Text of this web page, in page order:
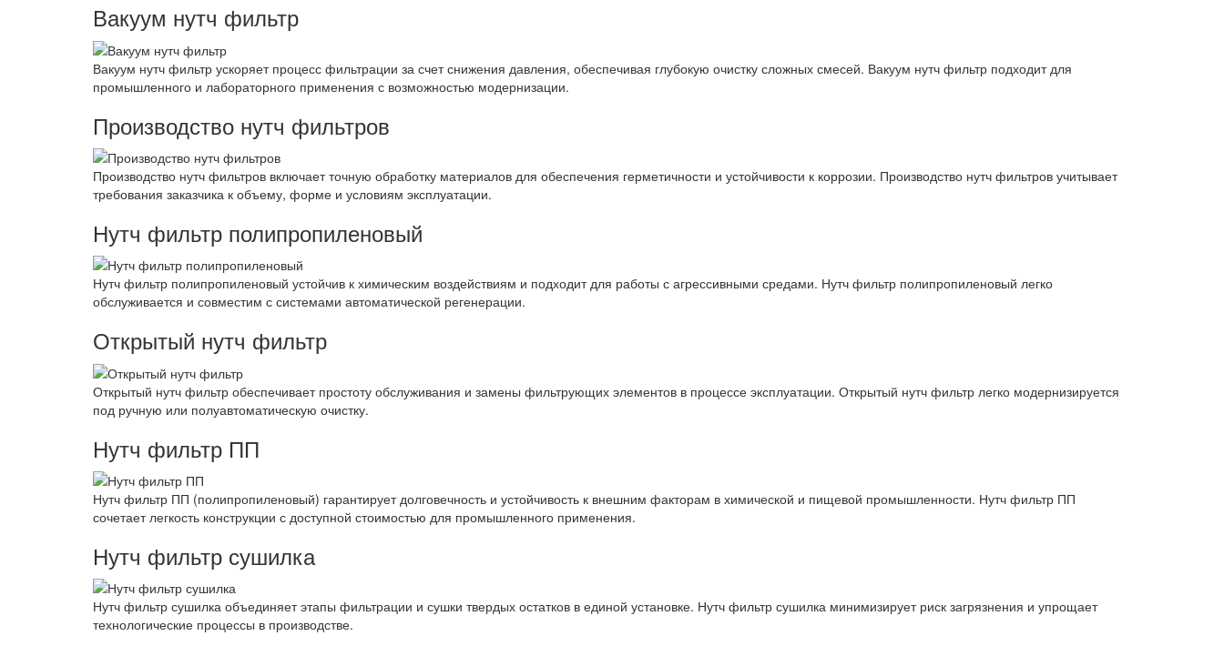
Вакуум нутч фильтр
Вакуум нутч фильтр ускоряет процесс фильтрации за счет снижения давления, обеспечивая глубокую очистку сложных смесей. Вакуум нутч фильтр подходит для
промышленного и лабораторного применения с возможностью модернизации.
Производство нутч фильтров
Производство нутч фильтров включает точную обработку материалов для обеспечения герметичности и устойчивости к коррозии. Производство нутч фильтров учитывает
требования заказчика к объему, форме и условиям эксплуатации.
Нутч фильтр полипропиленовый
Нутч фильтр полипропиленовый устойчив к химическим воздействиям и подходит для работы с агрессивными средами. Нутч фильтр полипропиленовый легко
обслуживается и совместим с системами автоматической регенерации.
Открытый нутч фильтр
Открытый нутч фильтр обеспечивает простоту обслуживания и замены фильтрующих элементов в процессе эксплуатации. Открытый нутч фильтр легко модернизируется
под ручную или полуавтоматическую очистку.
Нутч фильтр ПП
Нутч фильтр ПП (полипропиленовый) гарантирует долговечность и устойчивость к внешним факторам в химической и пищевой промышленности. Нутч фильтр ПП
сочетает легкость конструкции с доступной стоимостью для промышленного применения.
Нутч фильтр сушилка
Нутч фильтр сушилка объединяет этапы фильтрации и сушки твердых остатков в единой установке. Нутч фильтр сушилка минимизирует риск загрязнения и упрощает
технологические процессы в производстве.